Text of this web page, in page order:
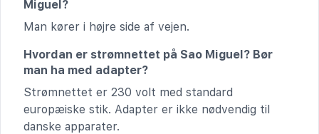
Miguel?
Man kører i højre side af vejen.
Hvordan er strømnettet på Sao Miguel? Bør
man ha med adapter?
Strømnettet er 230 volt med standard
europæiske stik. Adapter er ikke nødvendig til
danske apparater.